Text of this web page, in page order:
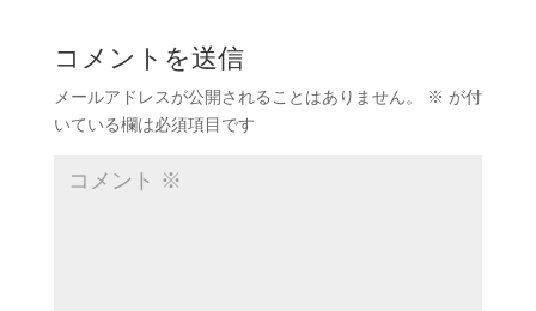
コメントを送信
メールアドレスが公開されることはありません。 ※ が付
いている欄は必須項目です